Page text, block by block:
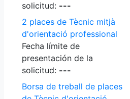
solicitud: ---
2 places de Tècnic mitjà
d'orientació professional
Fecha límite de
presentación de la
solicitud: ---
Borsa de treball de places